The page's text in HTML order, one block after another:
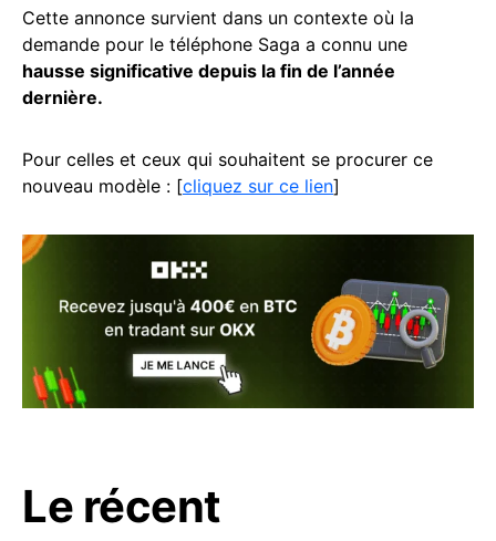
Cette annonce survient dans un contexte où la
demande pour le téléphone Saga a connu une
hausse significative depuis la fin de l’année
dernière.
Pour celles et ceux qui souhaitent se procurer ce
nouveau modèle : [cliquez sur ce lien]
Le récent